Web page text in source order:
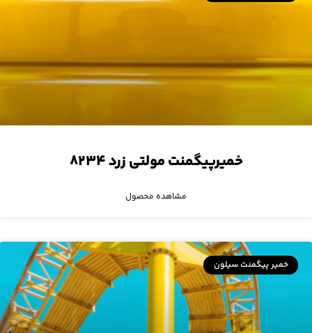
خمیرپیگمنت مولتی زرد ۸۲۳۴
مشاهده محصول
خمیر پیگمنت سیلون